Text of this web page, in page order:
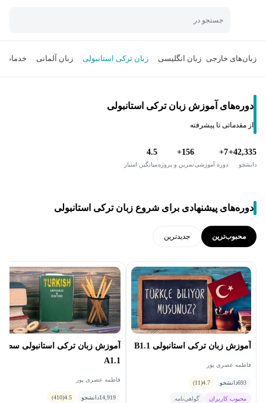
جستجو در
زبان‌های خارجی زبان انگلیسی زبان ترکی استانبولی زبان آلمانی خدمات
دوره‌های آموزش زبان ترکی استانبولی
از مقدماتی تا پیشرفته
42,335+
دانشجو
7+
دوره آموزشی
156+
تمرین و پروژه
4.5
میانگین امتیاز
دوره‌های پیشنهادی برای شروع زبان ترکی استانبولی
محبوب‌ترین جدید‌ترین
آموزش زبان ترکی استانبولی B1.1
فاطمه عصری پور
693دانشجو 4.7
(11)
محبوب کاربران گواهی‌نامه
آموزش زبان ترکی استانبولی سطح
A1.1
فاطمه عصری پور
14,919دانشجو 4.5
(410)